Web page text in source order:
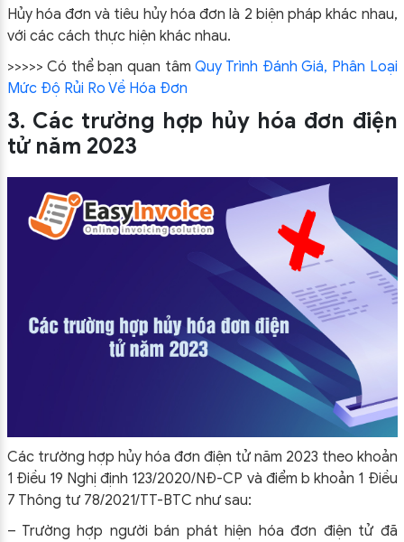
Hủy hóa đơn và tiêu hủy hóa đơn là 2 biện pháp khác nhau,
với các cách thực hiện khác nhau.
>>>>> Có thể bạn quan tâmQuy Trình Đánh Giá, Phân Loại
Mức Độ Rủi Ro Về Hóa Đơn
3. Các trường hợp hủy hóa đơn điện
tử năm 2023
Các trường hợp hủy hóa đơn điện tử năm 2023 theo khoản
1 Điều 19 Nghị định 123/2020/NĐ-CP và điểm b khoản 1 Điều
7 Thông tư 78/2021/TT-BTC như sau:
– Trường hợp người bán phát hiện hóa đơn điện tử đã